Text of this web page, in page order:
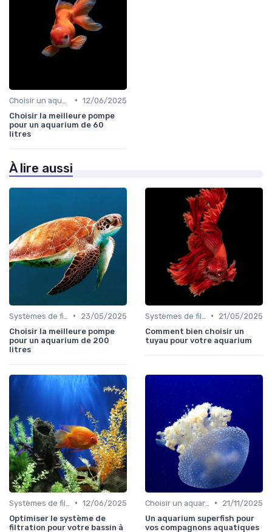
• 12/06/2025
Choisir la meilleure pompe
pour un aquarium de 60
litres
À lire aussi
•
23/05/2025
Choisir la meilleure pompe
pour un aquarium de 200
litres
•
21/05/2025
Comment bien choisir un
tuyau pour votre aquarium
• 12/06/2025
Optimiser le système de
filtration pour votre bassin à
•
21/11/2025
Un aquarium superfish pour
vos compagnons aquatiques